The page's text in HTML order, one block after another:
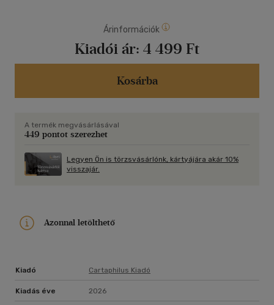
perzselően forró történet az identitás elvesztéséről, és arról
a pillanatról, amikor már nem az a kérdés, hogy belépsz-e,
hanem az, hogy mit hagysz magad mögött.
Árinformációk
Kiadói ár: 4 499 Ft
Kosárba
A termék megvásárlásával
449 pontot szerezhet
Legyen Ön is törzsvásárlónk, kártyájára akár 10%
visszajár.
Azonnal letölthető
Kiadó Cartaphilus Kiadó
Kiadás éve 2026